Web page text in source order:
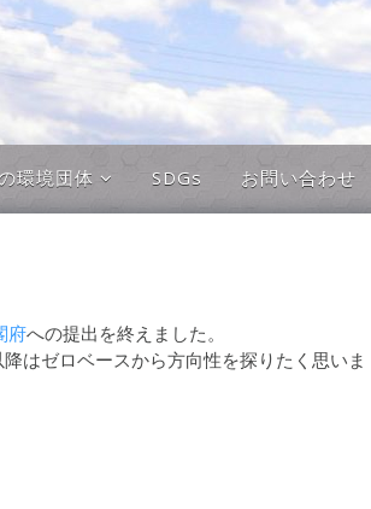
環境団体
環境団体
SDGs お問い合わせ
府への提出を終えました。
はゼロベースから方向性を探りたく思いま